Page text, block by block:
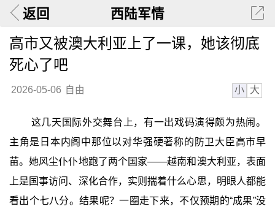
返回 西陆军情
高市又被澳大利亚上了一课，她该彻底
死心了吧
2026-05-06 自由 小 大
这几天国际外交舞台上，有一出戏码演得颇为热闹。
主角是日本内阁中那位以对华强硬著称的防卫大臣高市早
苗。她风尘仆仆地跑了两个国家——越南和澳大利亚，表面
上是国事访问、深化合作，实则揣着什么心思，明眼人都能
看出个七八分。结果呢？一圈走下来，不仅预期的“成果”没